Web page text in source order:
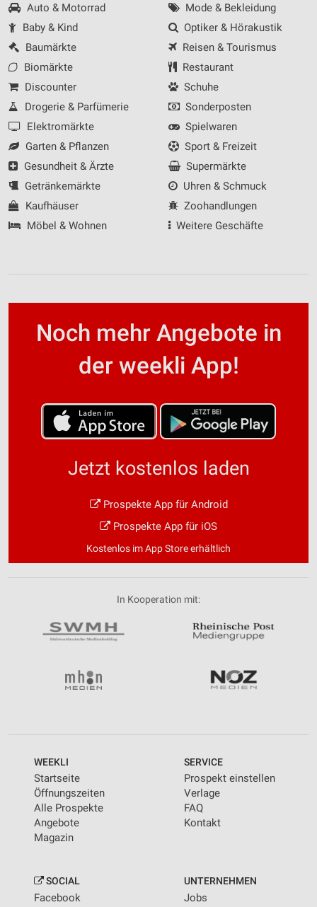
Auto & Motorrad
Baby & Kind
Baumärkte
Biomärkte
Discounter
Drogerie & Parfümerie
Elektromärkte
Garten & Pflanzen
Gesundheit & Ärzte
Getränkemärkte
Kaufhäuser
Möbel & Wohnen
Mode & Bekleidung
Optiker & Hörakustik
Reisen & Tourismus
Restaurant
Schuhe
Sonderposten
Spielwaren
Sport & Freizeit
Supermärkte
Uhren & Schmuck
Zoohandlungen
Weitere Geschäfte
Noch mehr Angebote in
der weekli App!
Jetzt kostenlos laden
Prospekte App für Android
Prospekte App für iOS
Kostenlos im App Store erhältlich
In Kooperation mit:
WEEKLI
Startseite
Öffnungszeiten
Alle Prospekte
Angebote
Magazin
SERVICE
Prospekt einstellen
Verlage
FAQ
Kontakt
SOCIAL
Facebook
UNTERNEHMEN
Jobs